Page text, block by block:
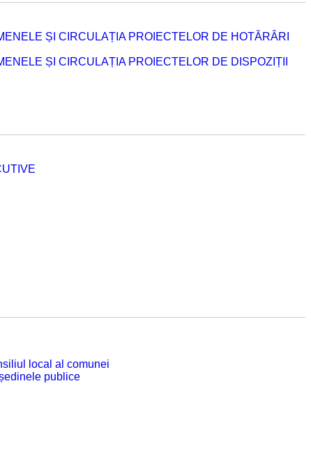
ȘI CIRCULAȚIA PROIECTELOR DE HOTĂRÂRI
ȘI CIRCULAȚIA PROIECTELOR DE DISPOZIȚII
local al comunei
publice